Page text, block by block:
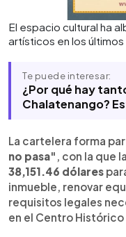
El espacio cultural ha
artísticos en los últimos
Te puede interesar:
¿Por qué hay
Chalatenango?
La cartelera forma
no pasa" , con la que
38,151.46 dólares
inmueble, renovar
requisitos legales
en el Centro Histórico